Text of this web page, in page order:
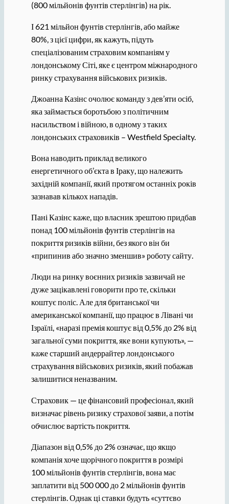
(800 мільйонів фунтів стерлінгів) на рік.
І 621 мільйон фунтів стерлінгів, або майже
80%, з цієї цифри, як кажуть, підуть
спеціалізованим страховим компаніям у
лондонському Сіті, яке є центром міжнародного
ринку страхування військових ризиків.
Джоанна Казінс очолює команду з дев’яти осіб,
яка займається боротьбою з політичним
насильством і війною, в одному з таких
лондонських страховиків – Westfield Specialty.
Вона наводить приклад великого
енергетичного об’єкта в Іраку, що належить
західній компанії, який протягом останніх років
зазнавав кількох нападів.
Пані Казінс каже, що власник зрештою придбав
понад 100 мільйонів фунтів стерлінгів на
покриття ризиків війни, без якого він би
«припинив або значно зменшив» роботу сайту.
Люди на ринку воєнних ризиків зазвичай не
дуже зацікавлені говорити про те, скільки
коштує поліс. Але для британської чи
американської компанії, що працює в Лівані чи
Ізраїлі, «наразі премія коштує від 0,5% до 2% від
загальної суми покриття, яке вони купують», —
каже старший андеррайтер лондонського
страхування військових ризиків, який побажав
залишитися неназваним.
Страховик — це фінансовий професіонал, який
визначає рівень ризику страхової заяви, а потім
обчислює вартість покриття.
Діапазон від 0,5% до 2% означає, що якщо
компанія хоче щорічного покриття в розмірі
100 мільйонів фунтів стерлінгів, вона має
заплатити від 500 000 до 2 мільйонів фунтів
стерлінгів. Однак ці ставки будуть «суттєво